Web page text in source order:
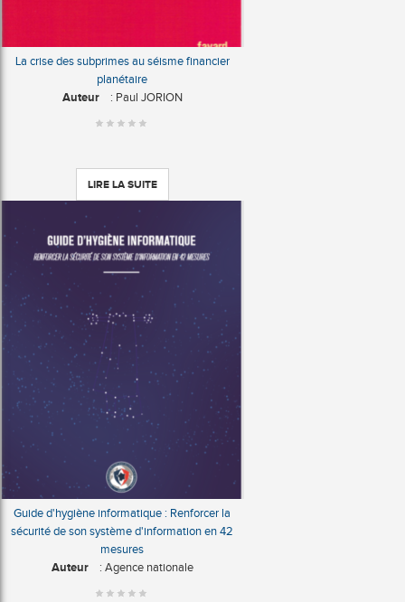
La crise des subprimes au séisme financier
planétaire
Auteur: Paul JORION
LIRE LA SUITE
Guide d'hygiène informatique : Renforcer la
sécurité de son système d'information en 42
mesures
Auteur: Agence nationale